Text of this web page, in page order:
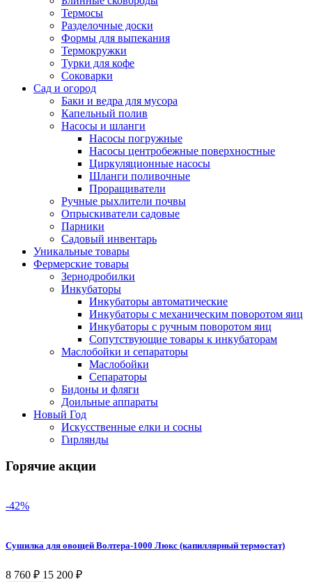
Термосы
Разделочные доски
Формы для выпекания
Термокружки
Турки для кофе
Соковарки
Сад и огород
Баки и ведра для мусора
Капельный полив
Насосы и шланги
Насосы погружные
Насосы центробежные поверхностные
Циркуляционные насосы
Шланги поливочные
Проращиватели
Ручные рыхлители почвы
Опрыскиватели садовые
Парники
Садовый инвентарь
Уникальные товары
Фермерские товары
Зернодробилки
Инкубаторы
Инкубаторы автоматические
Инкубаторы с механическим поворотом яиц
Инкубаторы с ручным поворотом яиц
Сопутствующие товары к инкубаторам
Маслобойки и сепараторы
Маслобойки
Сепараторы
Бидоны и фляги
Доильные аппараты
Новый Год
Искусственные елки и сосны
Гирлянды
Горячие акции
-42%
Сушилка для овощей Волтера-1000 Люкс (капиллярный термостат)
8 760 ₽ 15 200 ₽